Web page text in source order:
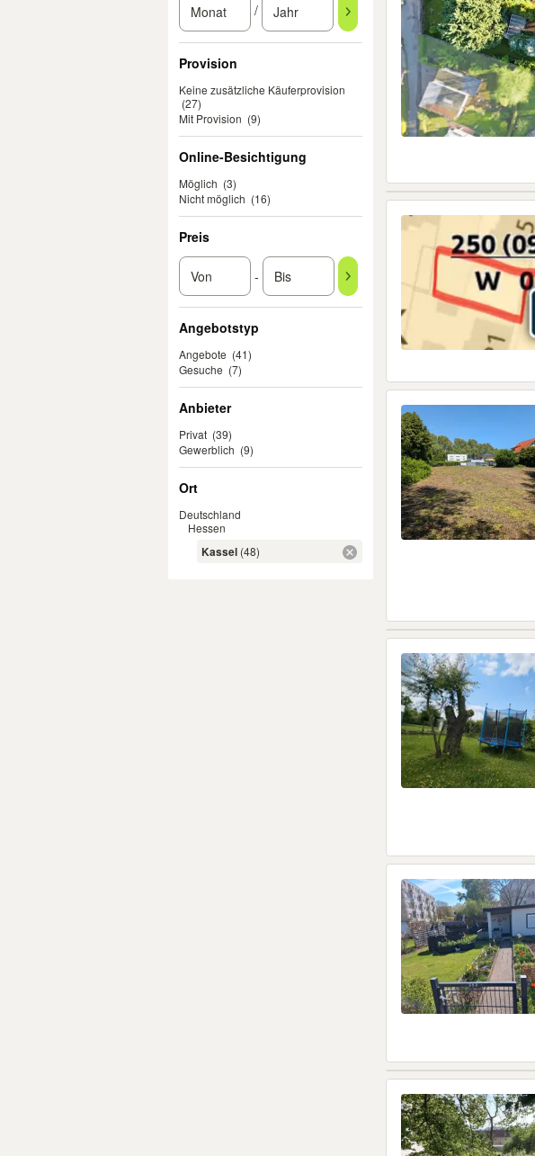
/
Provision
Keine zusätzliche Käuferprovision
(27)
Mit Provision (9)
Online-Besichtigung
Möglich (3)
Nicht möglich (16)
Preis
-
Angebotstyp
Angebote (41)
Gesuche (7)
Anbieter
Privat (39)
Gewerblich (9)
Ort
Deutschland
Hessen
Kassel (48)